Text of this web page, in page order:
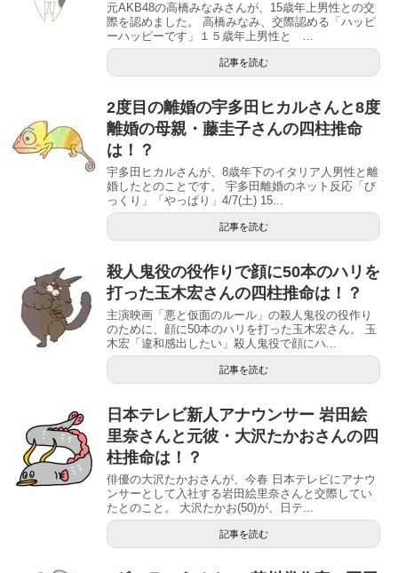
元AKB48の高橋みなみさんが、15歳年上男性との交
際を認めました。 高橋みなみ、交際認める「ハッピ
ーハッピーです」１５歳年上男性と ...
記事を読む
2度目の離婚の宇多田ヒカルさんと8度
離婚の母親・藤圭子さんの四柱推命
は！？
宇多田ヒカルさんが、8歳年下のイタリア人男性と離
婚したとのことです。 宇多田離婚のネット反応「び
っくり」「やっぱり」4/7(土) 15...
記事を読む
殺人鬼役の役作りで顔に50本のハリを
打った玉木宏さんの四柱推命は！？
主演映画「悪と仮面のルール」の殺人鬼役の役作り
のために、顔に50本のハリを打った玉木宏さん。 玉
木宏「違和感出したい」殺人鬼役で顔にハ...
記事を読む
日本テレビ新人アナウンサー 岩田絵
里奈さんと元彼・大沢たかおさんの四
柱推命は！？
俳優の大沢たかおさんが、今春 日本テレビにアナウ
ンサーとして入社する岩田絵里奈さんと交際してい
たとのこと。 大沢たかお(50)が、日テ...
記事を読む